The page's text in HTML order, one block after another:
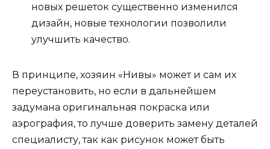
новых решеток существенно изменился
дизайн, новые технологии позволили
улучшить качество.
В принципе, хозяин «Нивы» может и сам их
переустановить, но если в дальнейшем
задумана оригинальная покраска или
аэрография, то лучше доверить замену деталей
специалисту, так как рисунок может быть